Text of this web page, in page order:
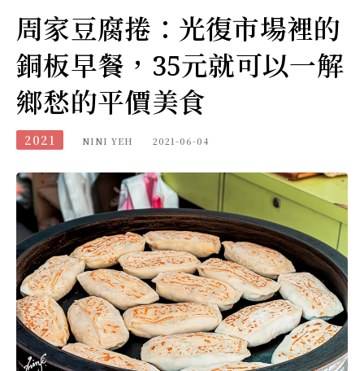
周家豆腐捲：光復市場裡的
銅板早餐，35元就可以一解
鄉愁的平價美食
2021 NINI YEH 2021-06-04